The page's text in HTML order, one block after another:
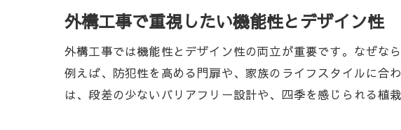
外構
家族に寄
家族
外構
外構工事で重視したい機能性とデザイン性
外構工事では機能性とデザイン性の両立が重要です。なぜな
例えば、防犯性を高める門扉や、家族のライフスタイルに合
は、段差の少ないバリアフリー設計や、四季を感じられる植